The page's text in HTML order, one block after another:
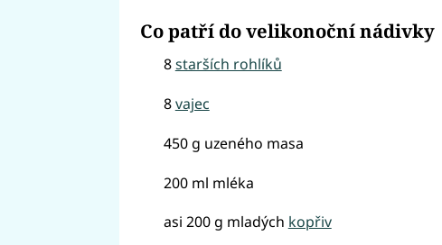
Co patří do velikonoční nádivky
8starších rohlíků
8vajec
450 g uzeného masa
200 ml mléka
asi 200 g mladých kopřiv